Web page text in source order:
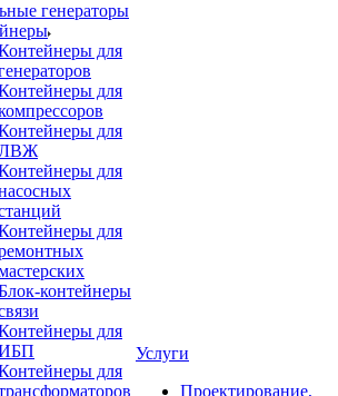
генераторы
для
для
для
для
для
контейнеры
для
для
Услуги
Проектирование,